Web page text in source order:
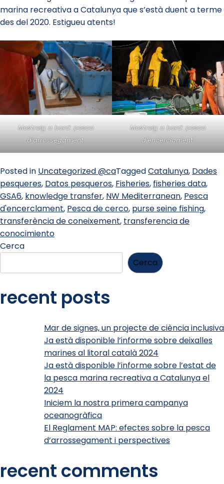
marina recreativa a Catalunya que s’està duent a terme
des del 2020. Estigueu atents!
Mostreig a bord: pesca
d’arrossegament.
Mostreig a bord: pesca
d’encerclament.
Posted in Uncategorized @caTaggedCatalunya, Dades
pesqueres, Datos pesqueros, Fisheries, fisheries data,
GSA6, knowledge transfer, NW Mediterranean, Pesca
d'encerclament, Pesca de cerco, purse seine fishing,
transferència de coneixement, transferencia de
conocimiento
Cerca
Cerca
recent posts
Mar de signes, un projecte de ciència inclusiva
Ja està disponible l’informe sobre deixalles
marines al litoral català 2024
Ja està disponible l’informe sobre l’estat de
la pesca marina recreativa a Catalunya el
2024
Iniciem la nostra primera campanya
oceanogràfica
El Reglament MAP: efectes sobre la pesca
d’arrossegament i perspectives
recent comments